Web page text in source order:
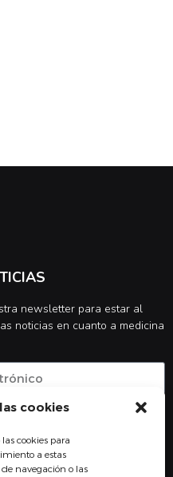
cookies
cookies para
a estas
navegación o las
newsletter para estar al
noticias en cuanto a medicina
de privacidad